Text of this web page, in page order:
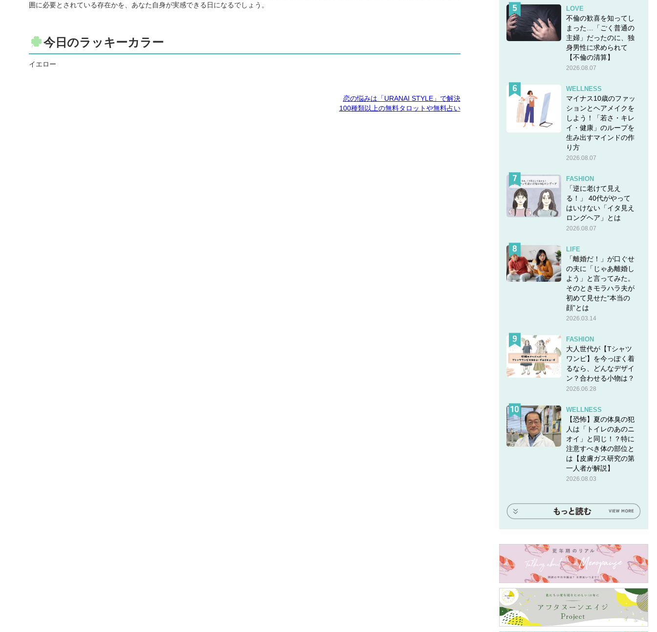
囲に必要とされている存在かを、あなた自身が実感できる日になるでしょう。
今日のラッキーカラー
イエロー
恋の悩みは「URANAI STYLE」で解決
100種類以上の無料タロットや無料占い
LOVE
不倫の歓喜を知ってし
まった…「ごく普通の
主婦」だったのに、独
身男性に求められて
【不倫の清算】
2026.08.07
WELLNESS
マイナス10歳のファッ
ションとヘアメイクを
しよう！「若さ・キレ
イ・健康」のループを
生み出すマインドの作
り方
2026.08.07
FASHION
「逆に老けて見え
る！」 40代がやって
はいけない「イタ見え
ロングヘア」とは
2026.08.07
LIFE
「離婚だ！」が口ぐせ
の夫に「じゃあ離婚し
よう」と言ってみた。
そのときモラハラ夫が
初めて見せた“本当の
顔”とは
2026.03.14
FASHION
大人世代が【Tシャツ
ワンピ】を今っぽく着
るなら、どんなデザイ
ン？合わせる小物は？
2026.06.28
WELLNESS
【恐怖】夏の体臭の犯
人は「トイレのあのニ
オイ」と同じ！？特に
注意すべき体の部位と
は【皮膚ガス研究の第
一人者が解説】
2026.08.03